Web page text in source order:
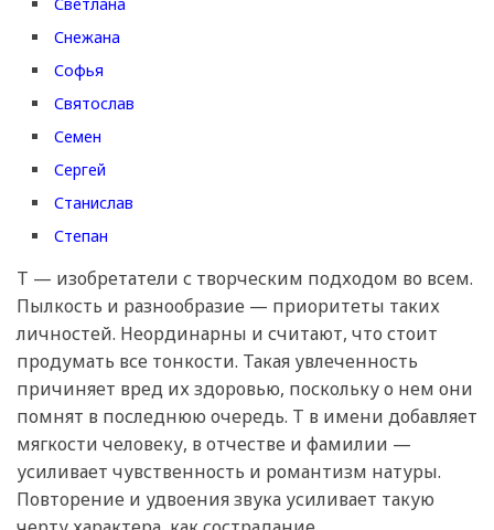
Светлана
Снежана
Софья
Святослав
Семен
Сергей
Станислав
Степан
Т — изобретатели с творческим подходом во всем.
Пылкость и разнообразие — приоритеты таких
личностей. Неординарны и считают, что стоит
продумать все тонкости. Такая увлеченность
причиняет вред их здоровью, поскольку о нем они
помнят в последнюю очередь. Т в имени добавляет
мягкости человеку, в отчестве и фамилии —
усиливает чувственность и романтизм натуры.
Повторение и удвоения звука усиливает такую